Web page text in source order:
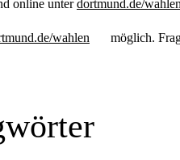
online unterdortmund.de/wahlen
wahlen möglich.